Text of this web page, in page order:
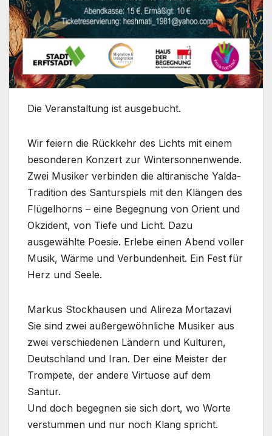
Die Veranstaltung ist ausgebucht.
Wir feiern die Rückkehr des Lichts mit einem
besonderen Konzert zur Wintersonnenwende.
Zwei Musiker verbinden die altiranische Yalda-
Tradition des Santurspiels mit den Klängen des
Flügelhorns – eine Begegnung von Orient und
Okzident, von Tiefe und Licht. Dazu
ausgewählte Poesie. Erlebe einen Abend voller
Musik, Wärme und Verbundenheit. Ein Fest für
Herz und Seele.
Markus Stockhausen und Alireza Mortazavi
Sie sind zwei außergewöhnliche Musiker aus
zwei verschiedenen Ländern und Kulturen,
Deutschland und Iran. Der eine Meister der
Trompete, der andere Virtuose auf dem
Santur.
Und doch begegnen sie sich dort, wo Worte
verstummen und nur noch Klang spricht.